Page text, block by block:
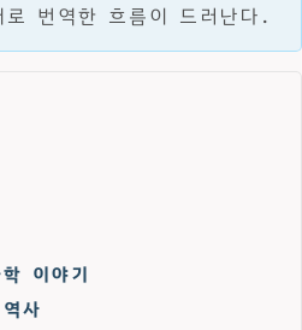
번역한 흐름이 드러난다.
이야기
사